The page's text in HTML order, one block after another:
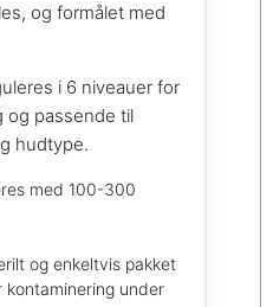
og formålet med
i 6 niveauer for
og passende til
hudtype.
med 100-300
og enkeltvis pakket
kontaminering under